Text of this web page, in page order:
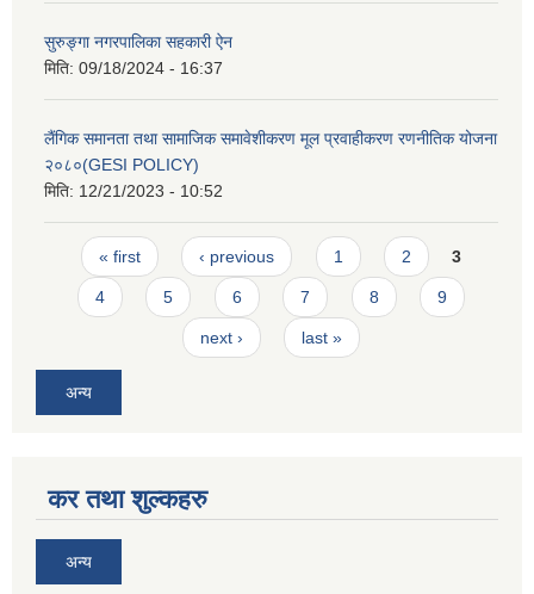
सुरुङ्गा नगरपालिका सहकारी ऐन
मिति: 09/18/2024 - 16:37
लैंगिक समानता तथा सामाजिक समावेशीकरण मूल प्रवाहीकरण रणनीतिक योजना
२०८०(GESI POLICY)
मिति: 12/21/2023 - 10:52
Pages
« first ‹ previous 1 2 3
4 5 6 7 8 9
next › last »
अन्य
कर तथा शुल्कहरु
अन्य